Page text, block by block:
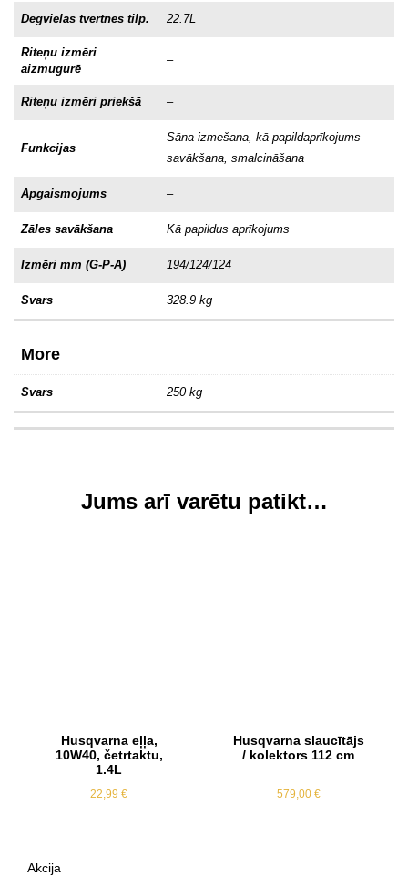
Degvielas tvertnes tilp. 22.7L
Riteņu izmēri
aizmugurē
–
Riteņu izmēri priekšā –
Funkcijas
Sāna izmešana, kā papildaprīkojums
savākšana, smalcināšana
Apgaismojums –
Zāles savākšana Kā papildus aprīkojums
Izmēri mm (G-P-A) 194/124/124
Svars 328.9 kg
More
Svars 250 kg
Jums arī varētu patikt…
Husqvarna eļļa,
10W40, četrtaktu,
1.4L
22,99 €
Husqvarna slaucītājs
/ kolektors 112 cm
579,00 €
Akcija